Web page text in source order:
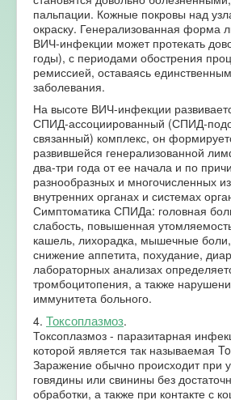
пальпации. Кожные покровы над
окраску. Генерализованная форма
ВИЧ-инфекции может протекать
годы), с периодами обострения
ремиссией, оставаясь
заболевания.
На высоте ВИЧ-инфекции
СПИД-ассоциированный (СПИД-
связанный) комплекс, он
развившейся генерализованной
два-три года от ее начала и по
разнообразных и многочисленных
внутренних органах и системах
Симптоматика СПИДа: головная
слабость, повышенная
кашель, лихорадка, мышечные боли,
снижение аппетита, похудание,
лабораторных анализах
тромбоцитопения, а также
иммунитета больного.
4. Токсоплазмоз.
Токсоплазмоз - паразитарная
которой является так называемая
Заражение обычно происходит при
говядины или свинины без
обработки, а также при контакте с